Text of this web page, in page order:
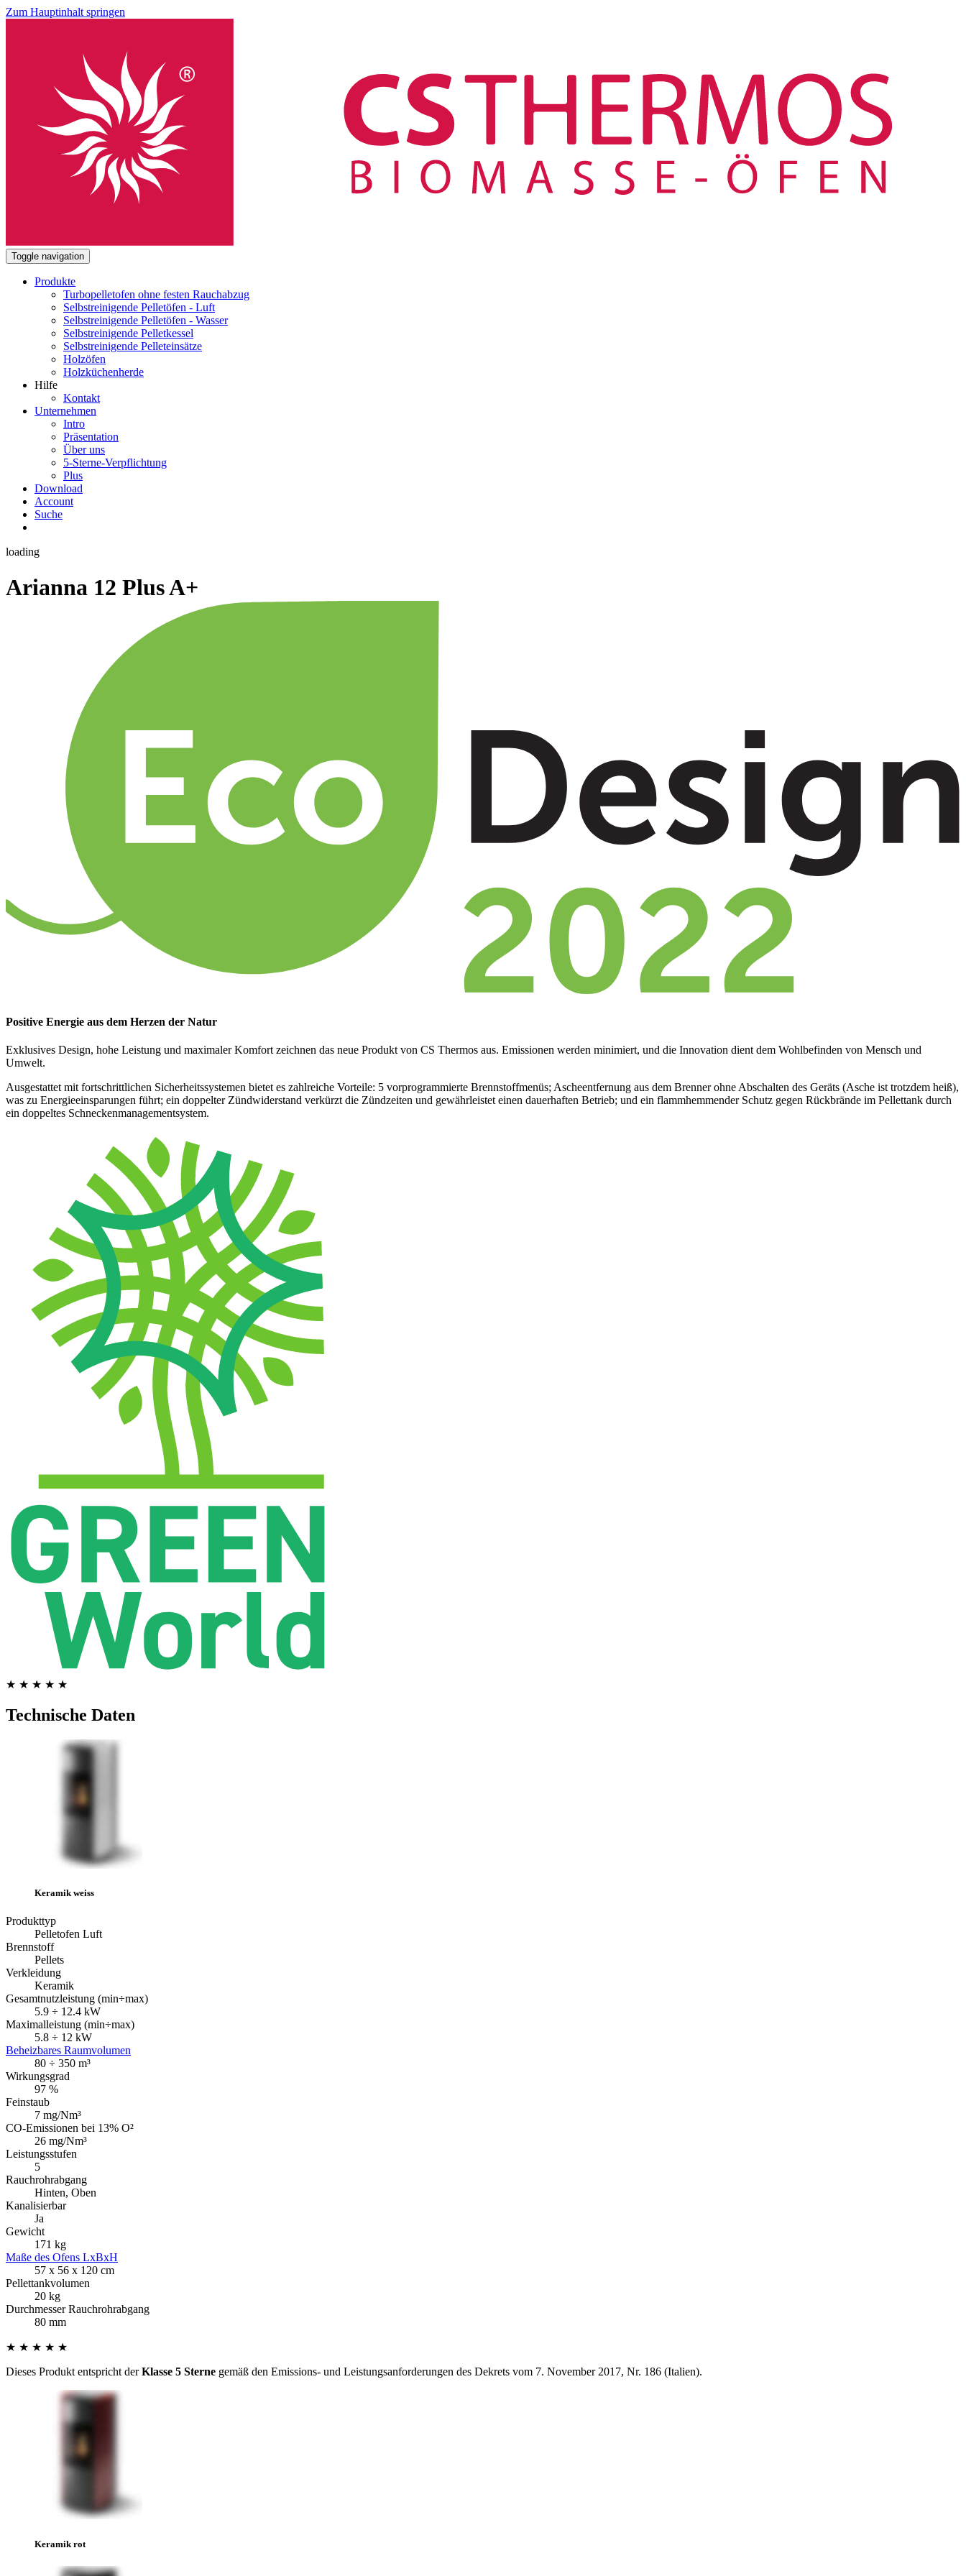
Zum Hauptinhalt springen
Toggle navigation
Produkte
Turbopelletofen ohne festen Rauchabzug
Selbstreinigende Pelletöfen - Luft
Selbstreinigende Pelletöfen - Wasser
Selbstreinigende Pelletkessel
Selbstreinigende Pelleteinsätze
Holzöfen
Holzküchenherde
Hilfe
Kontakt
Unternehmen
Intro
Präsentation
Über uns
5-Sterne-Verpflichtung
Plus
Download
Account
Suche
loading
Arianna 12 PlusA+
Positive Energie aus dem Herzen der Natur
Exklusives Design, hohe Leistung und maximaler Komfort zeichnen das neue Produkt von CS Thermos aus. Emissionen werden minimiert, und die Innovation dient dem Wohlbefinden von Mensch und
Umwelt.
Ausgestattet mit fortschrittlichen Sicherheitssystemen bietet es zahlreiche Vorteile: 5 vorprogrammierte Brennstoffmenüs; Ascheentfernung aus dem Brenner ohne Abschalten des Geräts (Asche ist trotzdem heiß),
was zu Energieeinsparungen führt; ein doppelter Zündwiderstand verkürzt die Zündzeiten und gewährleistet einen dauerhaften Betrieb; und ein flammhemmender Schutz gegen Rückbrände im Pellettank durch
ein doppeltes Schneckenmanagementsystem.
★ ★ ★ ★ ★
Technische Daten
Keramik weiss
Produkttyp
Pelletofen Luft
Brennstoff
Pellets
Verkleidung
Keramik
Gesamtnutzleistung (min÷max)
5.9 ÷ 12.4 kW
Maximalleistung (min÷max)
5.8 ÷ 12 kW
Beheizbares Raumvolumen
80 ÷ 350 m³
Wirkungsgrad
97 %
Feinstaub
7 mg/Nm³
CO-Emissionen bei 13% O²
26 mg/Nm³
Leistungsstufen
5
Rauchrohrabgang
Hinten, Oben
Kanalisierbar
Ja
Gewicht
171 kg
Maße des Ofens LxBxH
57 x 56 x 120 cm
Pellettankvolumen
20 kg
Durchmesser Rauchrohrabgang
80 mm
★ ★ ★ ★ ★
Dieses Produkt entspricht derKlasse 5 Sterne gemäß den Emissions- und Leistungsanforderungen des Dekrets vom 7. November 2017, Nr. 186 (Italien).
Keramik rot